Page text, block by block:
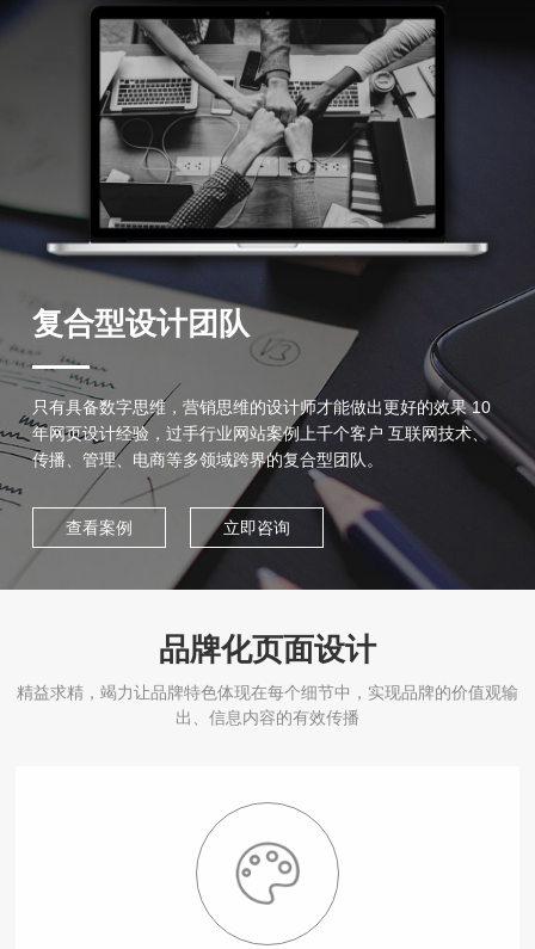
复合型设计团队
只有具备数字思维，营销思维的设计师才能做出更好的效果 10
年网页设计经验，过手行业网站案例上千个客户 互联网技术、
传播、管理、电商等多领域跨界的复合型团队。
查看案例 立即咨询
品牌化页面设计
精益求精，竭力让品牌特色体现在每个细节中，实现品牌的价值观输
出、信息内容的有效传播